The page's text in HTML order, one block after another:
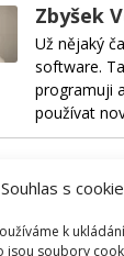
s
k
soubory
Zbyšek
Už nějaký
software.
programuji
používat